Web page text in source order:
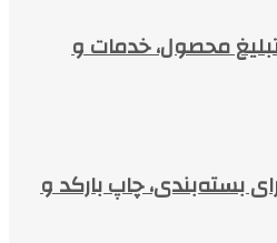
محصول، خدمات و
بسته‌بندی، چاپ بارکد و